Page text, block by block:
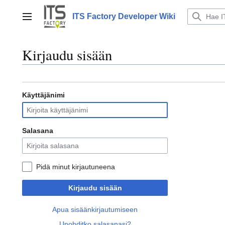
sisältöön
Päävalikko ITS Factory Developer Wiki
Kirjaudu sisään
Käyttäjänimi
Salasana
Pidä minut kirjautuneena
Kirjaudu sisään
Apua sisäänkirjautumiseen